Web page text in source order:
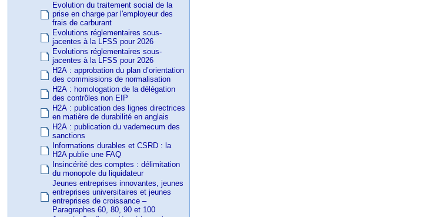
Evolution du traitement social de la
prise en charge par l'employeur des
frais de carburant
Evolutions réglementaires sous-
jacentes à la LFSS pour 2026
Evolutions réglementaires sous-
jacentes à la LFSS pour 2026
H2A : approbation du plan d’orientation
des commissions de normalisation
H2A : homologation de la délégation
des contrôles non EIP
H2A : publication des lignes directrices
en matière de durabilité en anglais
H2A : publication du vademecum des
sanctions
Informations durables et CSRD : la
H2A publie une FAQ
Insincérité des comptes : délimitation
du monopole du liquidateur
Jeunes entreprises innovantes, jeunes
entreprises universitaires et jeunes
entreprises de croissance –
Paragraphes 60, 80, 90 et 100